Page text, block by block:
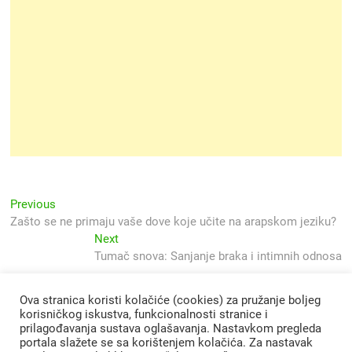
Navigacija
objava
Previous
post:
Zašto se ne primaju vaše dove koje učite na arapskom jeziku?
NextNext
post:
Tumač snova: Sanjanje braka i intimnih odnosa
Ova stranica koristi kolačiće (cookies) za pružanje boljeg
korisničkog iskustva, funkcionalnosti stranice i
prilagođavanja sustava oglašavanja. Nastavkom pregleda
portala slažete se sa korištenjem kolačića. Za nastavak